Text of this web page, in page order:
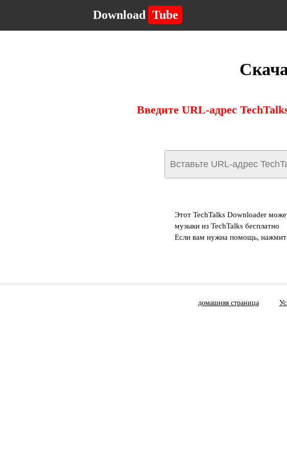
Download Tube
Введите URL-адрес
Этот TechTalks Downloader
музыки из TechTalks бесплатно
Если вам нужна помощь,
домашняя страница